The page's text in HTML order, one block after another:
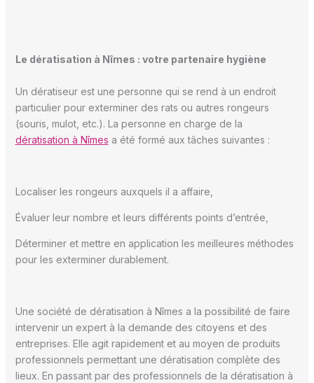
Le dératisation à Nîmes : votre partenaire hygiène
Un dératiseur est une personne qui se rend à un endroit
particulier pour exterminer des rats ou autres rongeurs
(souris, mulot, etc.). La personne en charge de la
dératisation à Nîmes a été formé aux tâches suivantes :
Localiser les rongeurs auxquels il a affaire,
Évaluer leur nombre et leurs différents points d’entrée,
Déterminer et mettre en application les meilleures méthodes
pour les exterminer durablement.
Une société de dératisation à Nîmes a la possibilité de faire
intervenir un expert à la demande des citoyens et des
entreprises. Elle agit rapidement et au moyen de produits
professionnels permettant une dératisation complète des
lieux. En passant par des professionnels de la dératisation à